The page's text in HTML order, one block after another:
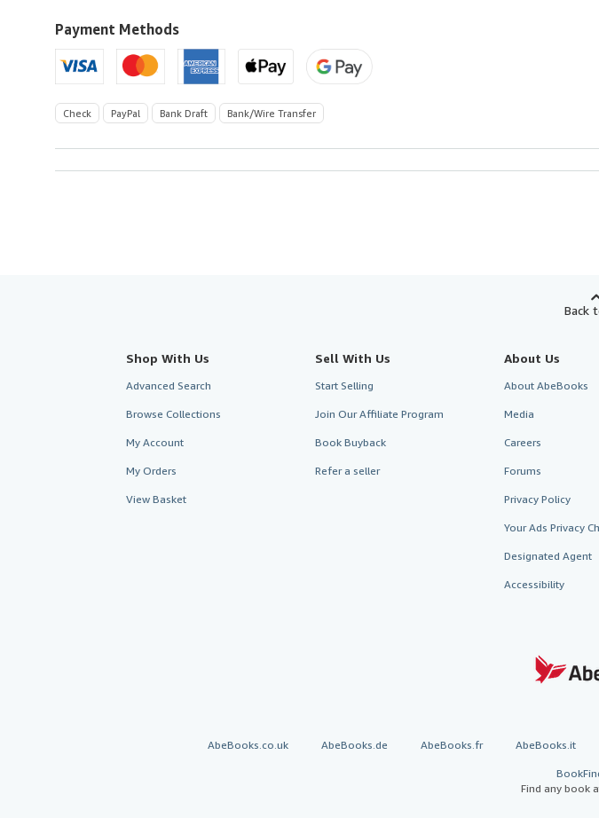
U.S.A.
Payment Methods
Check PayPal Bank Draft Bank/Wire Transfer
Back
Shop With Us
Advanced Search
Browse Collections
My Account
My Orders
View Basket
Sell With Us
Start Selling
Join Our Affiliate Program
Book Buyback
Refer a seller
About Us
About AbeBooks
Media
Careers
Forums
Privacy Policy
Your Ads Privacy
Designated Agent
Accessibility
AbeBooks.co.uk AbeBooks.de AbeBooks.fr AbeBooks.it
Find any book